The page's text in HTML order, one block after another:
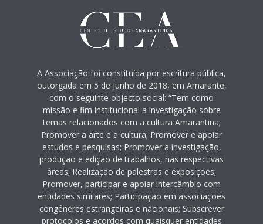
A Associação foi constituída por escritura pública,
outorgada em 5 de Junho de 2018, em Amarante,
com o seguinte objecto social: “Tem como
missão e fim institucional a investigação sobre
temas relacionados com a cultura Amarantina;
Promover a arte e a cultura; Promover e apoiar
estudos e pesquisas; Promover a investigação,
produção e edição de trabalhos, nas respectivas
áreas; Realização de palestras e exposições;
Promover, participar e apoiar intercâmbio com
entidades similares; Participação em associações
congéneres estrangeiras e nacionais; Subscrever
protocolos e acordos com quaisquer entidades